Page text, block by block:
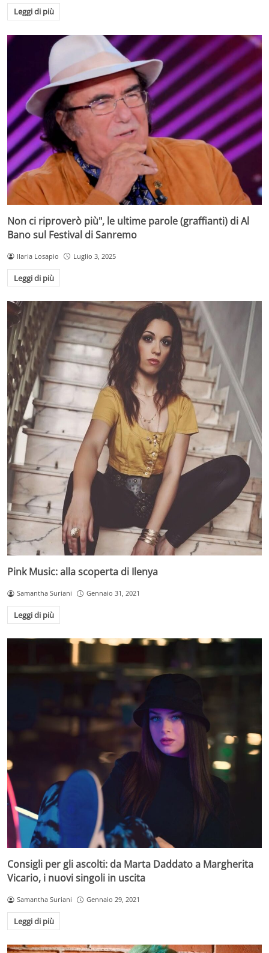
Leggi di più
Non ci riproverò più", le ultime parole (graffianti) di Al
Bano sul Festival di Sanremo
Ilaria Losapio Luglio 3, 2025
Leggi di più
Pink Music: alla scoperta di Ilenya
Samantha Suriani Gennaio 31, 2021
Leggi di più
Consigli per gli ascolti: da Marta Daddato a Margherita
Vicario, i nuovi singoli in uscita
Samantha Suriani Gennaio 29, 2021
Leggi di più